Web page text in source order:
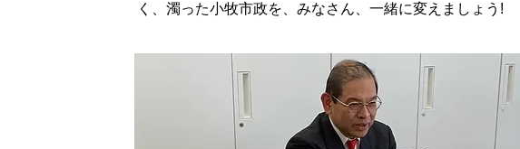
く、濁った小牧市政を、みなさん、一緒に変えましょ う!